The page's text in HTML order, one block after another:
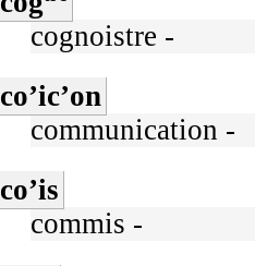
cognoistre -
co’ic’on
communication -
co’is
commis -